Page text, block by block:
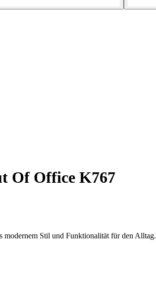
Of Office K767
Stil und Funktionalität für den Alltag.